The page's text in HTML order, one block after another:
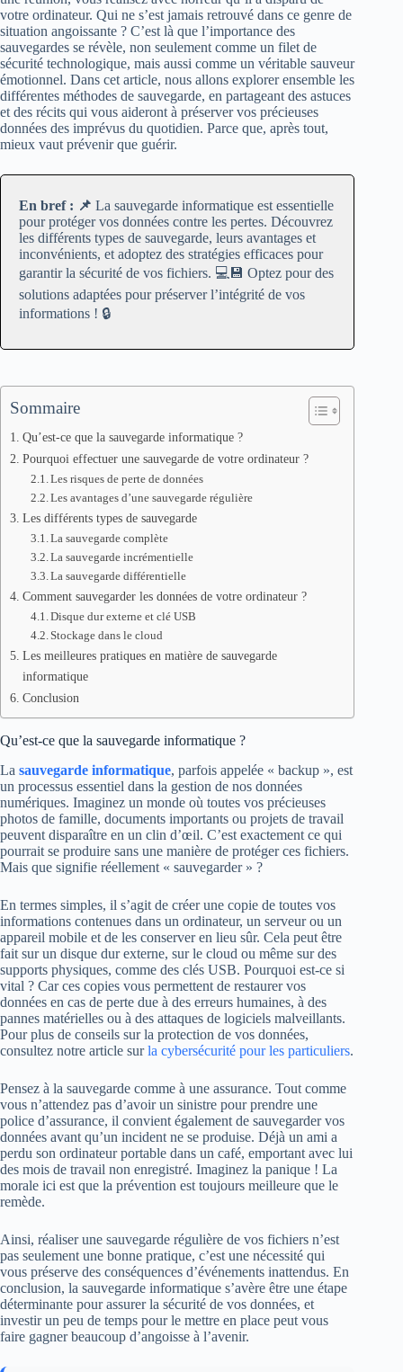
votre ordinateur. Qui ne s’est jamais retrouvé dans ce genre de
situation angoissante ? C’est là que l’importance des
sauvegardes se révèle, non seulement comme un filet de
sécurité technologique, mais aussi comme un véritable sauveur
émotionnel. Dans cet article, nous allons explorer ensemble les
différentes méthodes de sauvegarde, en partageant des astuces
et des récits qui vous aideront à préserver vos précieuses
données des imprévus du quotidien. Parce que, après tout,
mieux vaut prévenir que guérir.
En bref : 📌 La sauvegarde informatique est essentielle
pour protéger vos données contre les pertes. Découvrez
les différents types de sauvegarde, leurs avantages et
inconvénients, et adoptez des stratégies efficaces pour
garantir la sécurité de vos fichiers. 💻💾 Optez pour des
solutions adaptées pour préserver l’intégrité de vos
informations ! 🔒
Sommaire
Qu’est-ce que la sauvegarde informatique ?
Pourquoi effectuer une sauvegarde de votre ordinateur ?
Les risques de perte de données
Les avantages d’une sauvegarde régulière
Les différents types de sauvegarde
La sauvegarde complète
La sauvegarde incrémentielle
La sauvegarde différentielle
Comment sauvegarder les données de votre ordinateur ?
Disque dur externe et clé USB
Stockage dans le cloud
Les meilleures pratiques en matière de sauvegarde
informatique
Conclusion
Qu’est-ce que la sauvegarde informatique ?
La sauvegarde informatique, parfois appelée « backup », est
un processus essentiel dans la gestion de nos données
numériques. Imaginez un monde où toutes vos précieuses
photos de famille, documents importants ou projets de travail
peuvent disparaître en un clin d’œil. C’est exactement ce qui
pourrait se produire sans une manière de protéger ces fichiers.
Mais que signifie réellement « sauvegarder » ?
En termes simples, il s’agit de créer une copie de toutes vos
informations contenues dans un ordinateur, un serveur ou un
appareil mobile et de les conserver en lieu sûr. Cela peut être
fait sur un disque dur externe, sur le cloud ou même sur des
supports physiques, comme des clés USB. Pourquoi est-ce si
vital ? Car ces copies vous permettent de restaurer vos
données en cas de perte due à des erreurs humaines, à des
pannes matérielles ou à des attaques de logiciels malveillants.
Pour plus de conseils sur la protection de vos données,
consultez notre article surla cybersécurité pour les particuliers.
Pensez à la sauvegarde comme à une assurance. Tout comme
vous n’attendez pas d’avoir un sinistre pour prendre une
police d’assurance, il convient également de sauvegarder vos
données avant qu’un incident ne se produise. Déjà un ami a
perdu son ordinateur portable dans un café, emportant avec lui
des mois de travail non enregistré. Imaginez la panique ! La
morale ici est que la prévention est toujours meilleure que le
remède.
Ainsi, réaliser une sauvegarde régulière de vos fichiers n’est
pas seulement une bonne pratique, c’est une nécessité qui
vous préserve des conséquences d’événements inattendus. En
conclusion, la sauvegarde informatique s’avère être une étape
déterminante pour assurer la sécurité de vos données, et
investir un peu de temps pour le mettre en place peut vous
faire gagner beaucoup d’angoisse à l’avenir.